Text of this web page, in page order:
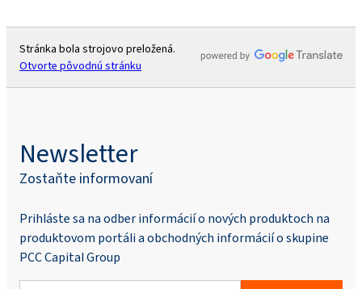
Stránka bola strojovo preložená.
Otvorte pôvodnú stránku
Newsletter
Zostaňte informovaní
Prihláste sa na odber informácií o nových produktoch na
produktovom portáli a obchodných informácií o skupine
PCC Capital Group